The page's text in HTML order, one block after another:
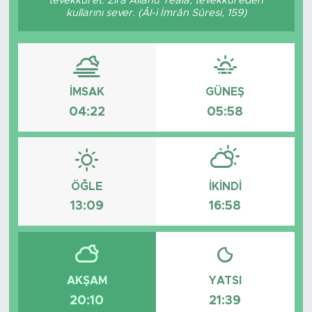
kullarını sever. (Âl-i İmrân Sûresi, 159)
İMSAK
04:22
GÜNEŞ
05:58
ÖĞLE
13:09
İKINDI
16:58
AKŞAM
20:10
YATSI
21:39
Resmi İlanlar
Söyleşi
Foto Şaka
Teknoloji
Politika